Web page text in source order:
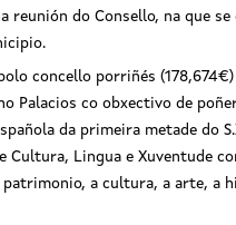
reunión do Consello, na que se
concello porriñés
Palacios co obxectivo de
da primeira metade do
Cultura, Lingua e Xuventude
patrimonio, a cultura, a arte, a